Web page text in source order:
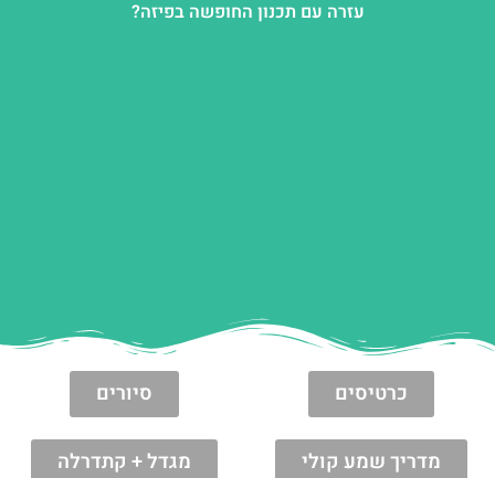
עזרה עם תכנון החופשה בפיזה?
כרטיסים סיורים
מדריך שמע קולי מגדל + קתדרלה